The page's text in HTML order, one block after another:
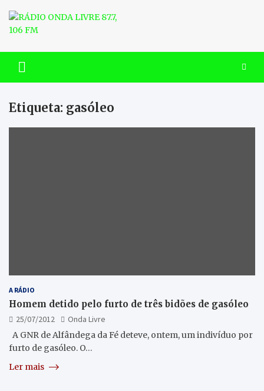
content
RÁDIO ONDA LIVRE 87.7, 106
FM
Etiqueta: gasóleo
A RÁDIO
Homem detido pelo furto de três bidões de gasóleo
25/07/2012
Onda Livre
A GNR de Alfândega da Fé deteve, ontem, um indivíduo por
furto de gasóleo. O…
Ler mais